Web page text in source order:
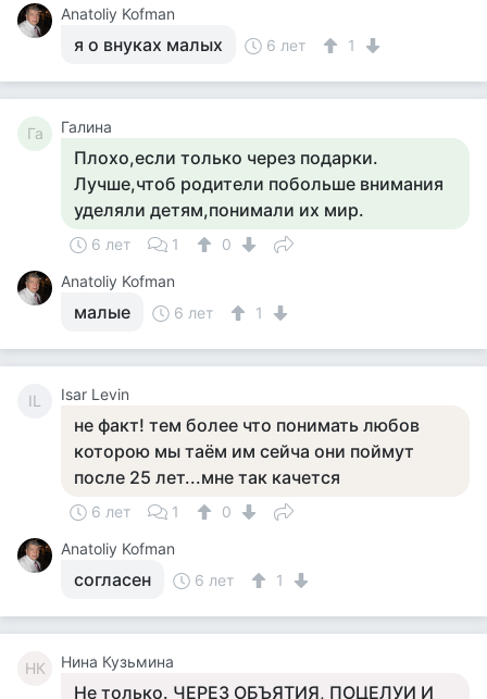
Anatoliy Kofman
я о внуках малых 6 лет 1
Га Галина
Плохо,если только через подарки.
Лучше,чтоб родители побольше внимания
уделяли детям,понимали их мир.
6 лет 1
0
Anatoliy Kofman
малые 6 лет 1
IL Isar Levin
не факт! тем более что понимать любов
которою мы таём им сейча они поймут
после 25 лет...мне так качется
6 лет 1
0
Anatoliy Kofman
согласен 6 лет 1
НК Нина Кузьмина
Не только. ЧЕРЕЗ ОБЪЯТИЯ, ПОЦЕЛУИ И